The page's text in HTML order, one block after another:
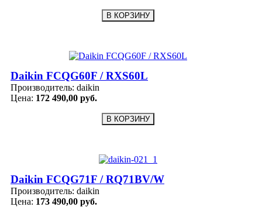
Daikin FCQG60F / RXS60L
Производитель: daikin
Цена: 172 490,00 руб.
Daikin FCQG71F / RQ71BV/W
Производитель: daikin
Цена: 173 490,00 руб.